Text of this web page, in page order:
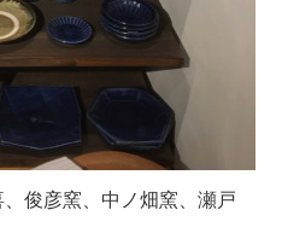
俊彦窯、中ノ畑窯、瀬戸